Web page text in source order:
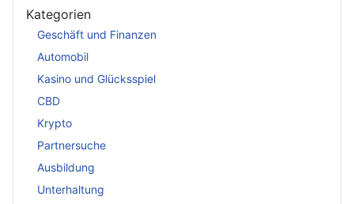
Kategorien
Geschäft und Finanzen
Automobil
Kasino und Glücksspiel
CBD
Krypto
Partnersuche
Ausbildung
Unterhaltung